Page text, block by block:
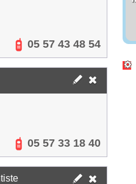
05 57 43 48 54
05 57 33 18 40